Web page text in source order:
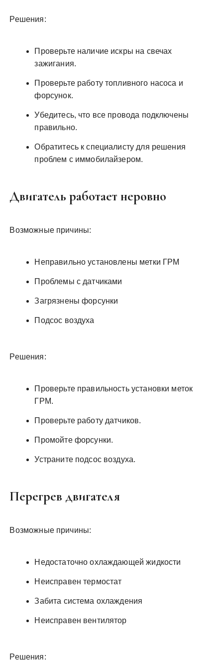
Решения:
Проверьте наличие искры на свечах
зажигания.
Проверьте работу топливного насоса и
форсунок.
Убедитесь, что все провода подключены
правильно.
Обратитесь к специалисту для решения
проблем с иммобилайзером.
Двигатель работает неровно
Возможные причины:
Неправильно установлены метки ГРМ
Проблемы с датчиками
Загрязнены форсунки
Подсос воздуха
Решения:
Проверьте правильность установки меток
ГРМ.
Проверьте работу датчиков.
Промойте форсунки.
Устраните подсос воздуха.
Перегрев двигателя
Возможные причины:
Недостаточно охлаждающей жидкости
Неисправен термостат
Забита система охлаждения
Неисправен вентилятор
Решения: